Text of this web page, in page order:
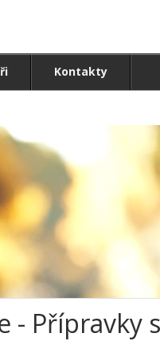
Kontakty
- Přípravky